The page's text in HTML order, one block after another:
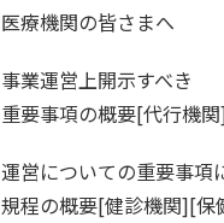
医療機関の皆さまへ
事業運営上開示すべき
重要事項の概要[代行機
運営についての重要事項
規程の概要[健診機関][保